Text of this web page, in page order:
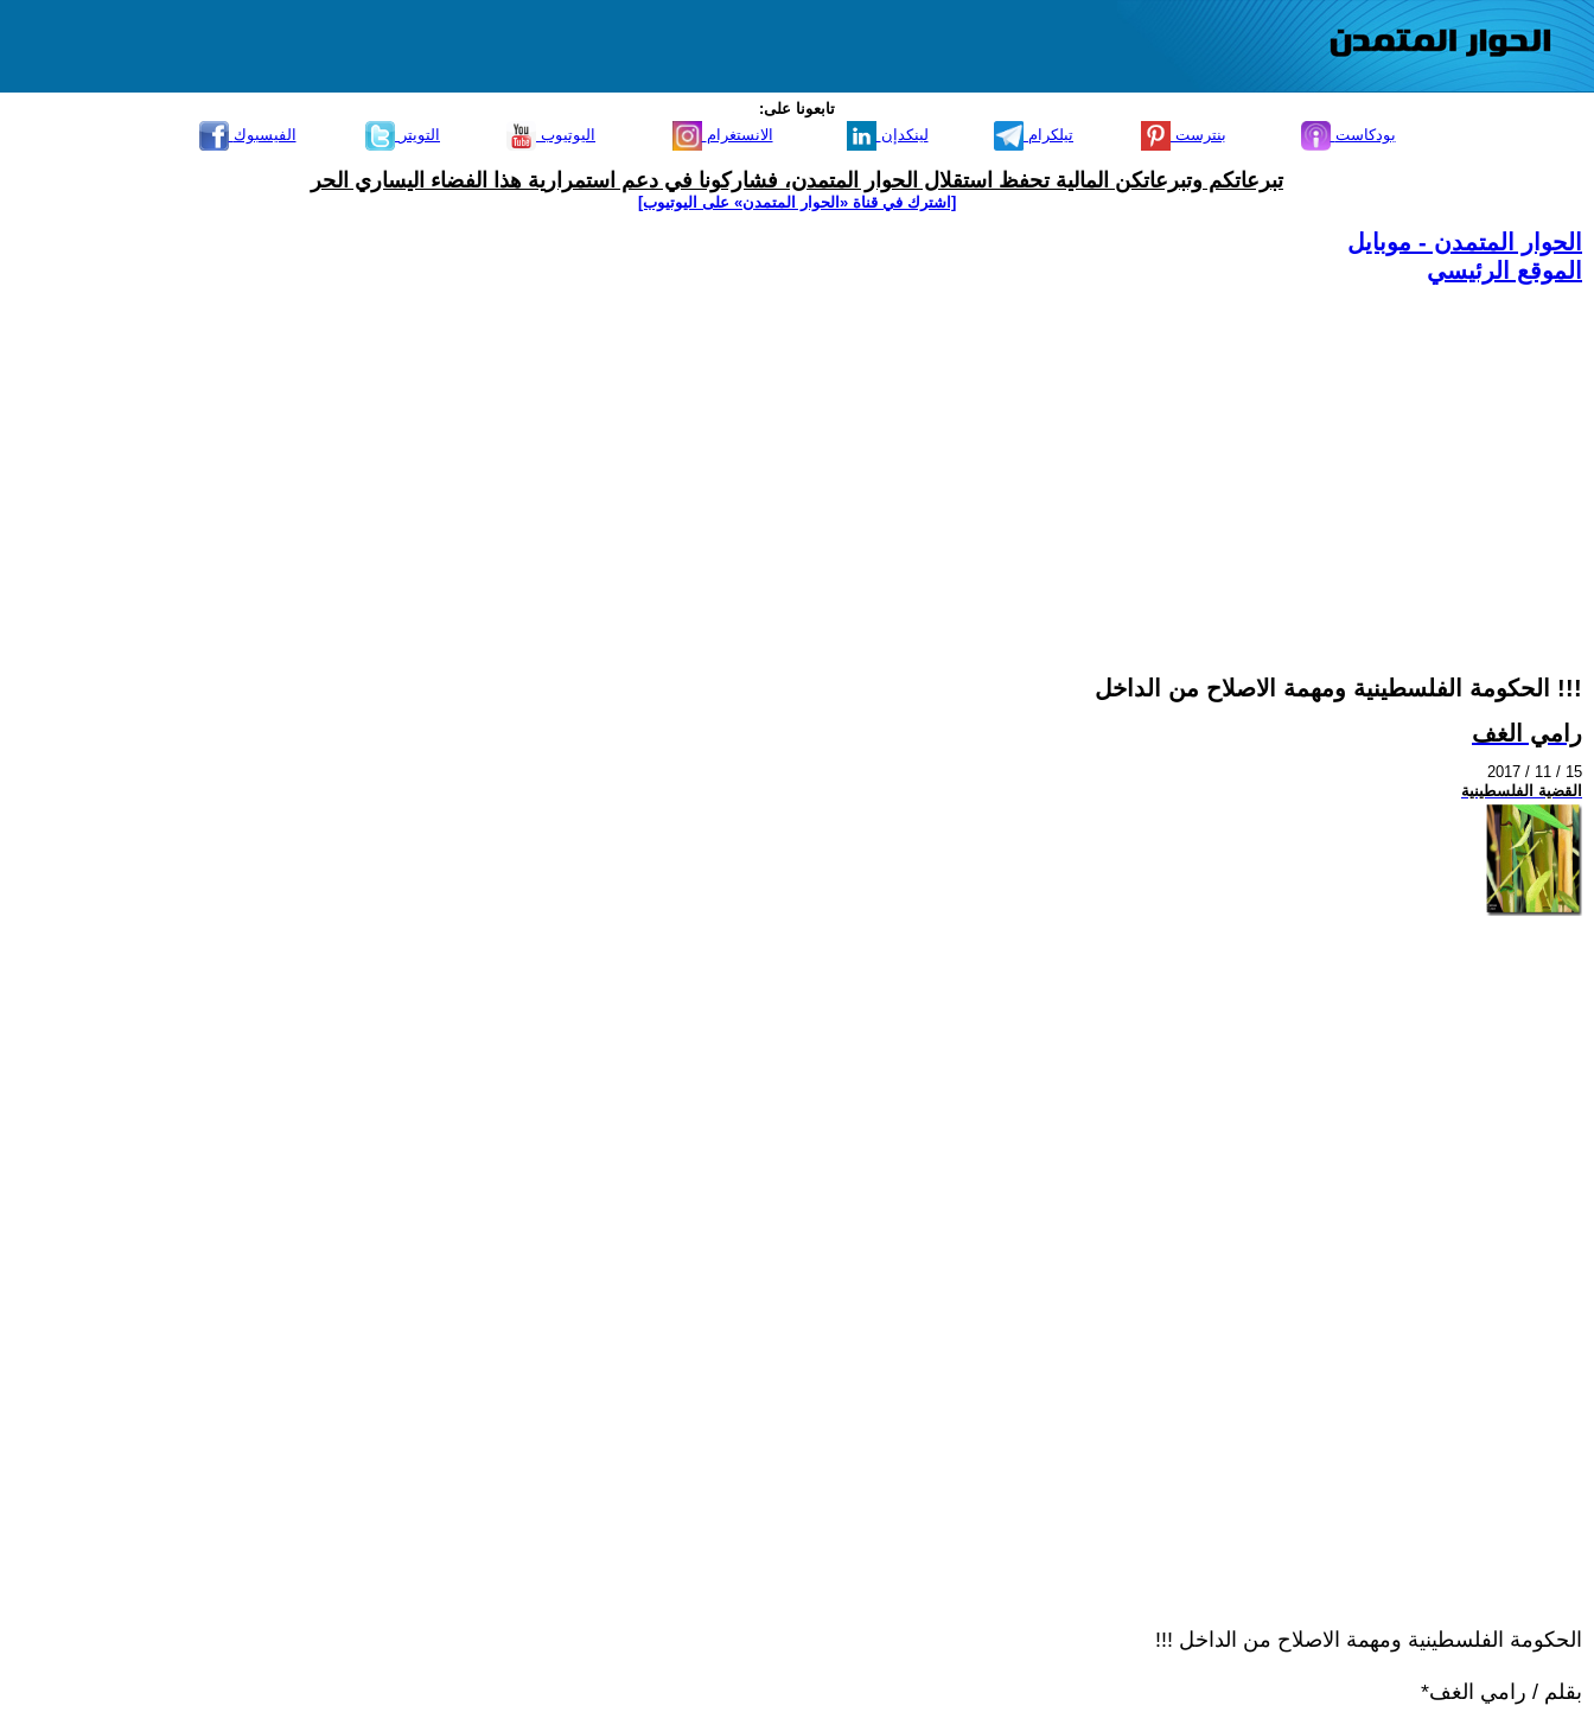
تابعونا على:
الفيسبوك
التويتر اليوتيوب الانستغرام لينكدإن تيلكرام بنترست بودكاست
تبرعاتكم وتبرعاتكن المالية تحفظ استقلال الحوار المتمدن، فشاركونا في دعم استمرارية هذا الفضاء اليساري الحر
[اشترك في قناة ‫«الحوار المتمدن» على اليوتيوب]
الحوار المتمدن - موبايل
الموقع الرئيسي
الحكومة الفلسطينية ومهمة الاصلاح من الداخل !!!
رامي الغف
2017 / 11 / 15
القضية الفلسطينية
الحكومة الفلسطينية ومهمة الاصلاح من الداخل !!!
بقلم / رامي الغف*